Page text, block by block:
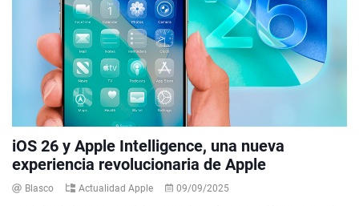
iOS 26 y Apple Intelligence, una nueva
experiencia revolucionaria de Apple
Blasco Actualidad Apple 09/09/2025